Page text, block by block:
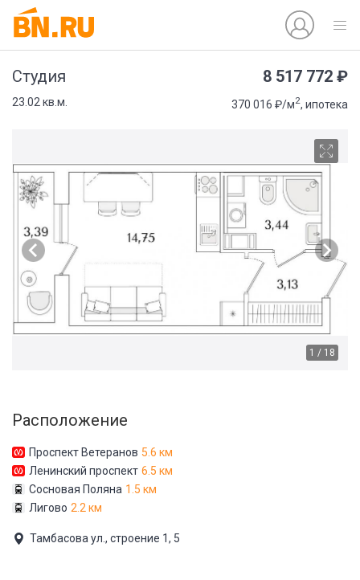
Студия 8 517 772 ₽
23.02 кв.м. 370 016 ₽/м2, ипотека
1 / 18
Расположение
Проспект Ветеранов 5.6 км
Ленинский проспект 6.5 км
Сосновая Поляна 1.5 км
Лигово 2.2 км
Тамбасова ул., строение 1, 5